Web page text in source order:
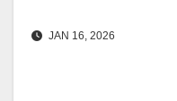
JAN 16, 2026